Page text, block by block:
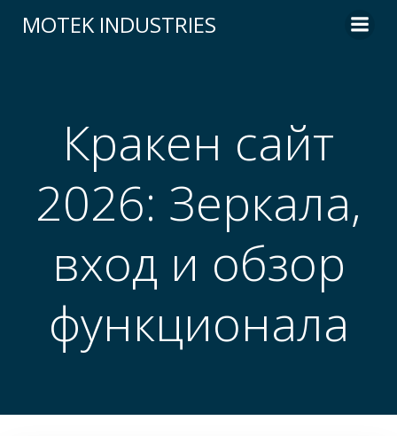
to
MOTEK INDUSTRIES
Кракен сайт
2026: Зеркала,
вход и обзор
функционала